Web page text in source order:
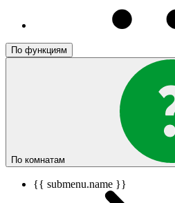
По функциям
По комнатам
{{ submenu.name }}